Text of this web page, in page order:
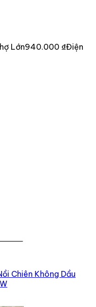
Lớn940.000 ₫Điện
Chiên Không Dầu